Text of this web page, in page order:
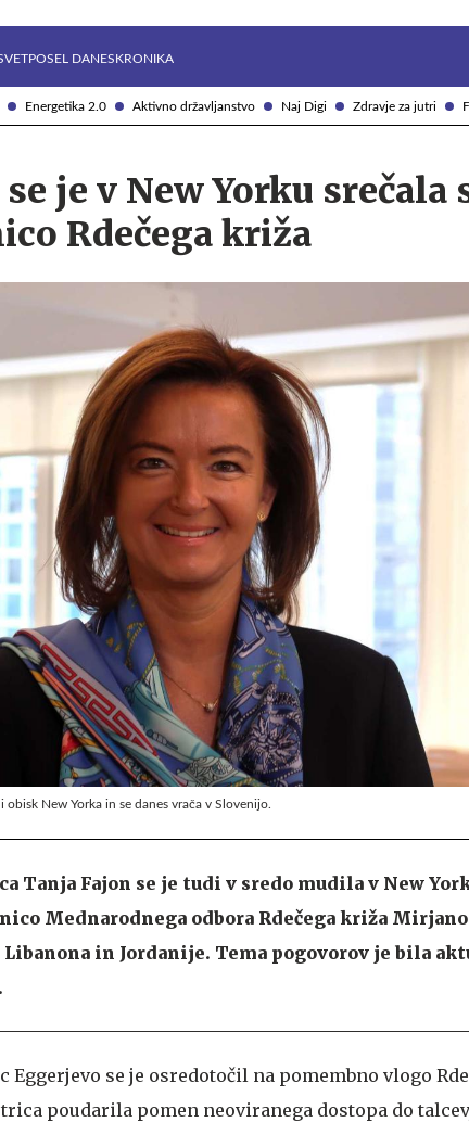
Energetika 2.0 Aktivno državljanstvo Naj Digi Zdravje za jutri
POSEL DANESKRONIKA
je v New Yorku srečala
Rdečega križa
New Yorka in se danes vrača v Slovenijo.
Tanja Fajon se je tudi v sredo mudila v New
Mednarodnega odbora Rdečega križa
in Jordanije. Tema pogovorov je bila
Eggerjevo se je osredotočil na pomembno vlogo
poudarila pomen neoviranega dostopa do